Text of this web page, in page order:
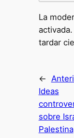
La
tardar
←
Ideas
sobre
Palestina